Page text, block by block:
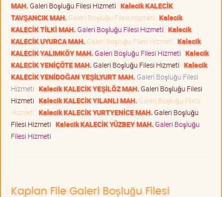
MAH. Galeri Boşluğu Filesi Hizmeti Kalecik KALECİK
TAVŞANCIK MAH. Galeri Boşluğu Filesi Hizmeti Kalecik
KALECİK TİLKİ MAH. Galeri Boşluğu Filesi Hizmeti Kalecik
KALECİK UYURCA MAH. Galeri Boşluğu Filesi Hizmeti Kalecik
KALECİK YALIMKÖY MAH. Galeri Boşluğu Filesi Hizmeti Kalecik
KALECİK YENİÇÖTE MAH. Galeri Boşluğu Filesi Hizmeti Kalecik
KALECİK YENİDOĞAN YEŞİLYURT MAH. Galeri Boşluğu Filesi
Hizmeti Kalecik KALECİK YEŞİLÖZ MAH. Galeri Boşluğu Filesi
Hizmeti Kalecik KALECİK YILANLI MAH. Galeri Boşluğu Filesi
Hizmeti Kalecik KALECİK YURTYENİCE MAH. Galeri Boşluğu
Filesi Hizmeti Kalecik KALECİK YÜZBEY MAH. Galeri Boşluğu
Filesi Hizmeti
Kaplan File Galeri Boşluğu Filesi